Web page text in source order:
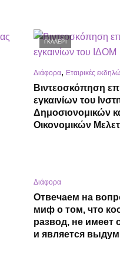
ΓΚΑΛΕΡΊ
Διάφορα, Εταιρικές
Βιντεοσκόπηση
εγκαινίων του
Δημοσιονομικών
Οικονομικών
Διάφορα
Отвечаем на
миф о том, что
развод, не имеет
и является